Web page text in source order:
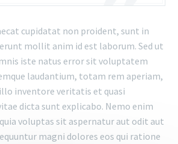
cupidatat non proident, sunt in
mollit anim id est laborum. Sed ut
iste natus error sit voluptatem
laudantium, totam rem aperiam,
illo inventore veritatis et quasi
dicta sunt explicabo. Nemo enim
voluptas sit aspernatur aut odit aut
magni dolores eos qui ratione